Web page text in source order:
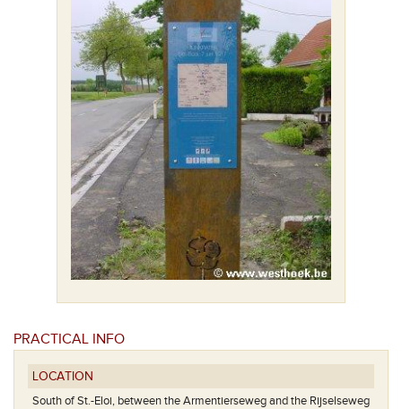
PRACTICAL INFO
LOCATION
South of St.-Eloi, between the Armentierseweg and the Rijselseweg